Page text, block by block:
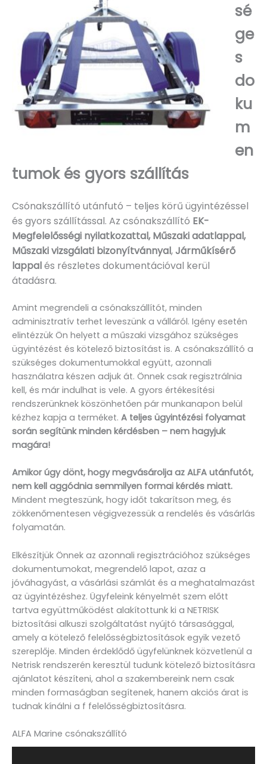
sé
ge
s
do
ku
m
en
tumok és gyors szállítás
Csónakszállító utánfutó – teljes körű ügyintézéssel
és gyors szállítással. Az csónakszállító EK-
Megfelelősségi nyilatkozattal, Műszaki adatlappal,
Műszaki vizsgálati bizonyítvánnyal,Járműkísérő
lappalés részletes dokumentációval kerül
átadásra.
Amint megrendeli a csónakszállítót, minden
adminisztratív terhet leveszünk a válláról. Igény esetén
elintézzük Ön helyett a műszaki vizsgához szükséges
ügyintézést és kötelező biztosítást is. A csónakszállító a
szükséges dokumentumokkal együtt, azonnali
használatra készen adjuk át. Önnek csak regisztrálnia
kell, és már indulhat is vele. A gyors értékesítési
rendszerünknek köszönhetően pár munkanapon belül
kézhez kapja a terméket. A teljes ügyintézési folyamat
során segítünk minden kérdésben – nem hagyjuk
magára!
Amikor úgy dönt, hogy megvásárolja az ALFA utánfutót,
nem kell aggódnia semmilyen formai kérdés miatt.
Mindent megteszünk, hogy időt takarítson meg, és
zökkenőmentesen végigvezessük a rendelés és vásárlás
folyamatán.
Elkészítjük Önnek az azonnali regisztrációhoz szükséges
dokumentumokat, megrendelő lapot, azaz a
jóváhagyást, a vásárlási számlát és a meghatalmazást
az ügyintézéshez. Ügyfeleink kényelmét szem előtt
tartva együttműködést alakítottunk ki a NETRISK
biztosítási alkuszi szolgáltatást nyújtó társasággal,
amely a kötelező felelősségbiztosítások egyik vezető
szereplője. Minden érdeklődő ügyfelünknek közvetlenül a
Netrisk rendszerén keresztül tudunk kötelező biztosításra
ajánlatot készíteni, ahol a szakembereink nem csak
minden formaságban segítenek, hanem akciós árat is
tudnak kínálni a f felelősségbiztosításra.
ALFA Marine csónakszállító